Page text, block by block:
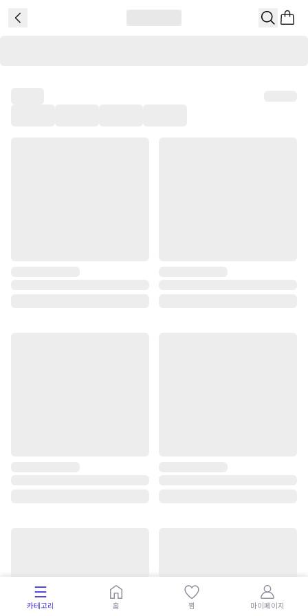
카테고리 홈 찜 마이페이지